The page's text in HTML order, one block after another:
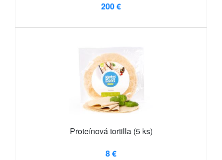
200 €
Proteínová tortilla (5 ks)
8 €